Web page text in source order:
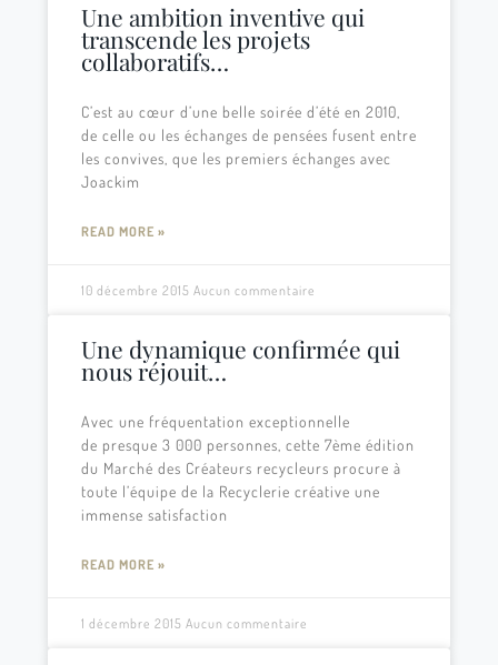
Une ambition inventive qui
transcende les projets
collaboratifs…
C’est au cœur d’une belle soirée d’été en 2010,
de celle ou les échanges de pensées fusent entre
les convives, que les premiers échanges avec
Joackim
READ MORE »
10 décembre 2015 Aucun commentaire
Une dynamique confirmée qui
nous réjouit…
Avec une fréquentation exceptionnelle
de presque 3 000 personnes, cette 7ème édition
du Marché des Créateurs recycleurs procure à
toute l’équipe de la Recyclerie créative une
immense satisfaction
READ MORE »
1 décembre 2015 Aucun commentaire